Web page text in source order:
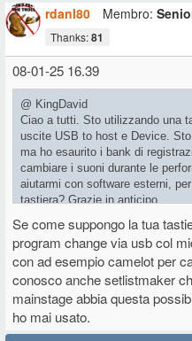
rdanl80
Membro:
Thanks:81
08-01-25 16.39
@ KingDavid
Ciao a tutti. Sto utilizzando una
uscite USB to host e Device.
ma ho esaurito i bank di
cambiare i suoni durante le
aiutarmi con software esterni,
tastiera? Grazie in anticipo
Se come suppongo la tua
program change via usb col
con ad esempio camelot per
conosco anche setlistmaker
mainstage abbia questa
ho mai usato.